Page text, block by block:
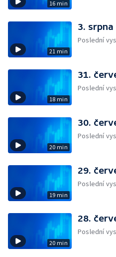
16 min
21 min
3. srpna
Poslední
18 min
31.
Poslední
20 min
30.
Poslední
19 min
29.
Poslední
20 min
28.
Poslední